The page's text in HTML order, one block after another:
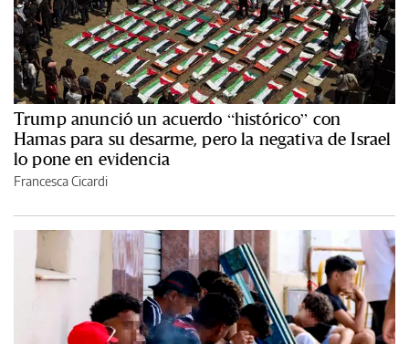
Trump anunció un acuerdo “histórico” con
Hamas para su desarme, pero la negativa de Israel
lo pone en evidencia
Francesca Cicardi